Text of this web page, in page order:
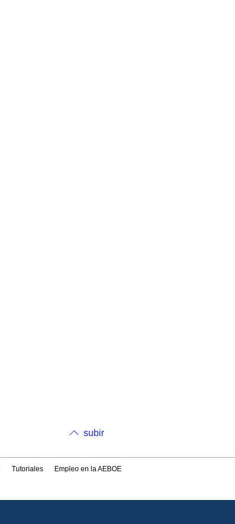
subir
Tutoriales Empleo en la AEBOE